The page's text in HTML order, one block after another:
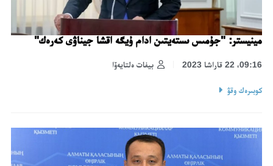
مينيستر: "جۇمىس ىستەيتىن ادام ۇيگە اقشا جيناۋى كەرەك"
بيفات ەلتايەۆا 09:16، 22 قاراشا 2023
كوبىرەك وقۋ